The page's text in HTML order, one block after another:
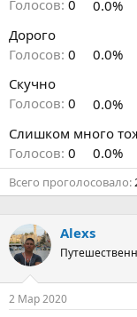
Голосов: 0
0.0%
Дорого
Голосов: 0
0.0%
Скучно
Голосов: 0
0.0%
Слишком много
Голосов: 0 0.0%
Всего проголосовало
Alexs
2 Мар 2020